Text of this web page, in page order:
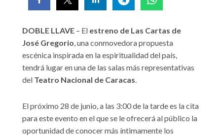
DOBLE LLAVE – El estreno de Las Cartas de
José Gregorio, una conmovedora propuesta
escénica inspirada en la espiritualidad del país,
tendrá lugar en una de las salas más representativas
del Teatro Nacional de Caracas.
El próximo 28 de junio, a las 3:00 de la tarde es la cita
para este evento en el que se le ofrecerá al público la
oportunidad de conocer más íntimamente los